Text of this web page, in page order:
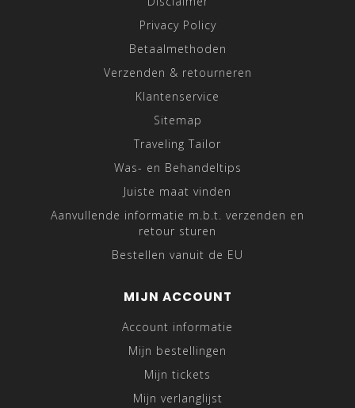
Privacy Policy
Betaalmethoden
Verzenden & retourneren
Klantenservice
Sitemap
Traveling Tailor
Was- en Behandeltips
Juiste maat vinden
Aanvullende informatie m.b.t. verzenden en
retour sturen
Bestellen vanuit de EU
MIJN ACCOUNT
Account informatie
Mijn bestellingen
Mijn tickets
Mijn verlanglijst